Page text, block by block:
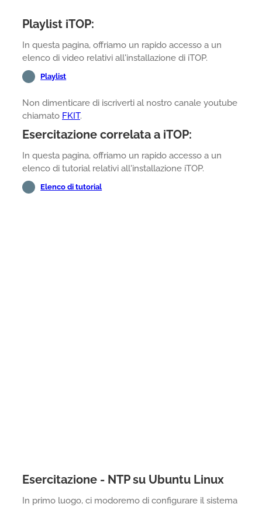
Playlist iTOP:
In questa pagina, offriamo un rapido accesso a un
elenco di video relativi all'installazione di iTOP.
Playlist
Non dimenticare di iscriverti al nostro canale youtube
chiamato FKIT.
Esercitazione correlata a iTOP:
In questa pagina, offriamo un rapido accesso a un
elenco di tutorial relativi all'installazione iTOP.
Elenco di tutorial
Esercitazione - NTP su Ubuntu Linux
In primo luogo, ci modoremo di configurare il sistema